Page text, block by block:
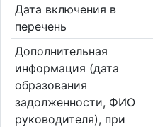
Дата включения в
перечень
Дополнительная
информация (дата
образования
задолженности, ФИО
руководителя), при